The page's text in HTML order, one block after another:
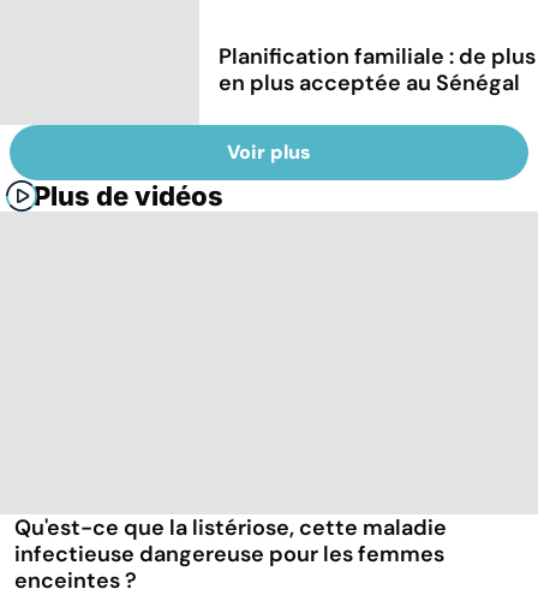
Planification familiale : de plus
en plus acceptée au Sénégal
Voir plus
Plus de vidéos
Qu'est-ce que la listériose, cette maladie
infectieuse dangereuse pour les femmes
enceintes ?